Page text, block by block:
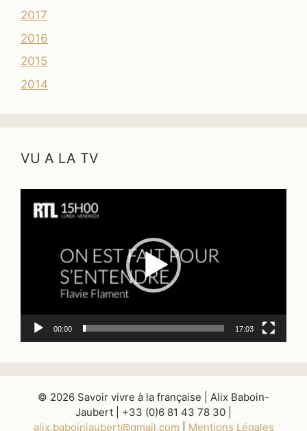
2017
2016
2015
2014
VU A LA TV
vidéo
00:00 17:03
© 2026 Savoir vivre à la française | Alix Baboin-
Jaubert | +33 (0)6 81 43 78 30 |
alix.baboinjaubert@gmail.com
Mentions Légales